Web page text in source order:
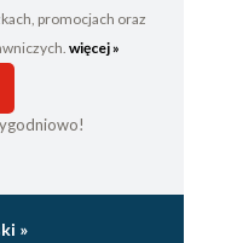
promocjach oraz
więcej »
»